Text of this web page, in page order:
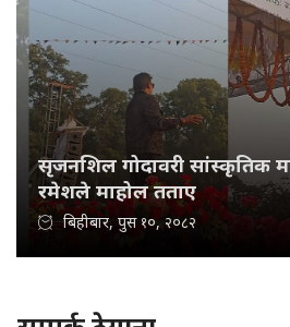
सृजनशिल गोदावरी सांस्कृतिक
रमेशले माहोल तताए
बिहीबार, पुस १०, २०८२